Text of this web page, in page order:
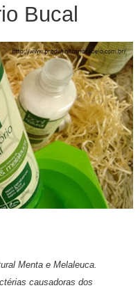
Bucal
Menta e Melaleuca.
causadoras dos